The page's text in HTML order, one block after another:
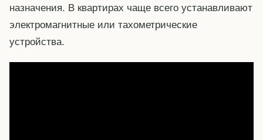
назначения. В квартирах чаще всего устанавливают
электромагнитные или тахометрические
устройства.